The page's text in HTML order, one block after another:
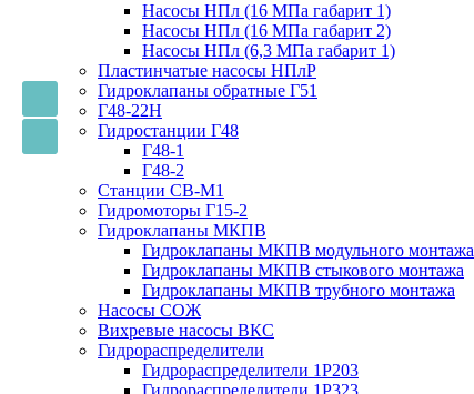
Насосы НПл (16 МПа габарит 1)
Насосы НПл (16 МПа габарит 2)
Насосы НПл (6,3 МПа габарит 1)
Пластинчатые насосы НПлР
Гидроклапаны обратные Г51
Г48-22Н
Гидростанции Г48
Г48-1
Г48-2
Станции СВ-М1
Гидромоторы Г15-2
Гидроклапаны МКПВ
Гидроклапаны МКПВ модульного монтажа
Гидроклапаны МКПВ стыкового монтажа
Гидроклапаны МКПВ трубного монтажа
Насосы СОЖ
Вихревые насосы ВКС
Гидрораспределители
Гидрораспределители 1Р203
Гидрораспределители 1Р323